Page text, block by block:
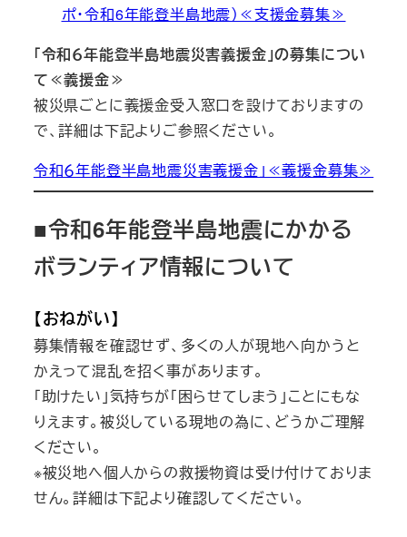
ポ・令和6年能登半島地震）≪支援金募集≫
「令和６年能登半島地震災害義援金」の募集につい
て≪義援金≫
被災県ごとに義援金受入窓口を設けておりますの
で、詳細は下記よりご参照ください。
令和６年能登半島地震災害義援金」≪義援金募集≫
■令和6年能登半島地震にかかる
ボランティア情報について
【おねがい】
募集情報を確認せず、多くの人が現地へ向かうと
かえって混乱を招く事があります。
「助けたい」気持ちが「困らせてしまう」ことにもな
りえます。被災している現地の為に、どうかご理解
ください。
※被災地へ個人からの救援物資は受け付けておりま
せん。詳細は下記より確認してください。